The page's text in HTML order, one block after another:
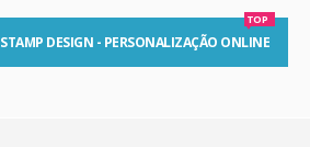
STAMP DESIGN - PERSONALIZAÇÃO ONLINE
TOP